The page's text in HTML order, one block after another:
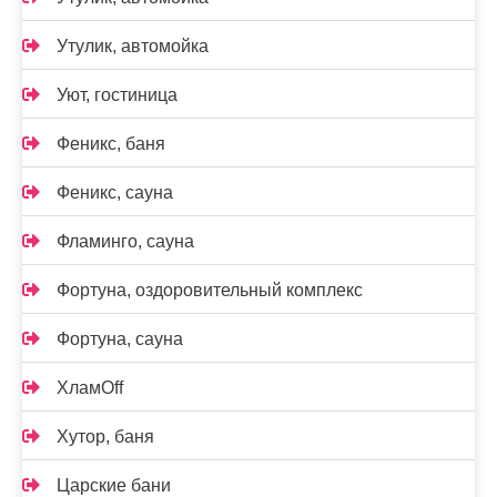
Утулик, автомойка
Уют, гостиница
Феникс, баня
Феникс, сауна
Фламинго, сауна
Фортуна, оздоровительный комплекс
Фортуна, сауна
ХламOff
Хутор, баня
Царские бани